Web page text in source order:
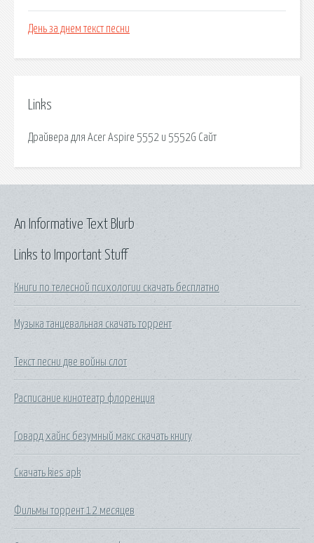
День за днем текст песни
Links
Драйвера для Acer Aspire 5552 и 5552G Сайт
Links to Important Stuff
Книги по телесной психологии скачать бесплатно
Музыка танцевальная скачать торрент
Текст песни две войны слот
Расписание кинотеатр флоренция
Говард хайнс безумный макс скачать книгу
Скачать kies apk
Фильмы торрент 12 месяцев
An Informative Text Blurb